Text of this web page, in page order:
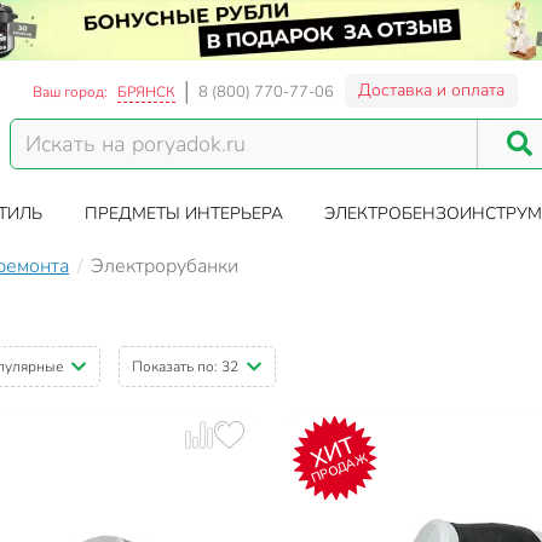
Ваш город: БРЯНСК 8 (800) 770-77-06 Доставка и оплата
ПРЕДМЕТЫ ИНТЕРЬЕРА
Электрорубанки
Показать по: 32
ХИТ
ПРОДАЖ